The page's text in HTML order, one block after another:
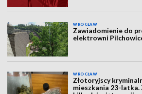
WROCŁAW
Zawiadomienie do
elektrowni
WROCŁAW
Złotoryjscy
mieszkania 23-latka.